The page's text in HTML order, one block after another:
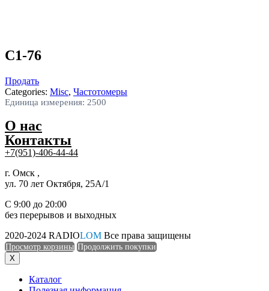
C1-76
Продать
Categories: Misc, Частотомеры
Единица измерения: 2500
О нас
Контакты
+7(951)-406-44-44
г. Омск ,
ул. 70 лет Октября, 25А/1
С 9:00 до 20:00
без перерывов и выходных
2020-2024 RADIOLOM Все права защищены
Просмотр корзины Продолжить покупки
X
Каталог